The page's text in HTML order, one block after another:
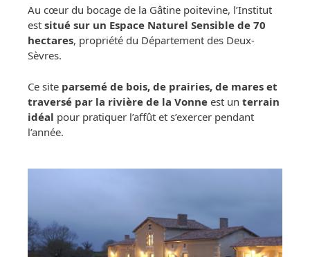
Au cœur du bocage de la Gâtine poitevine, l’Institut
est situé sur un Espace Naturel Sensible de 70
hectares, propriété du Département des Deux-
Sèvres.
Ce site parsemé de bois, de prairies, de mares et
traversé par la rivière de la Vonne est un terrain
idéal pour pratiquer l’affût et s’exercer pendant
l’année.